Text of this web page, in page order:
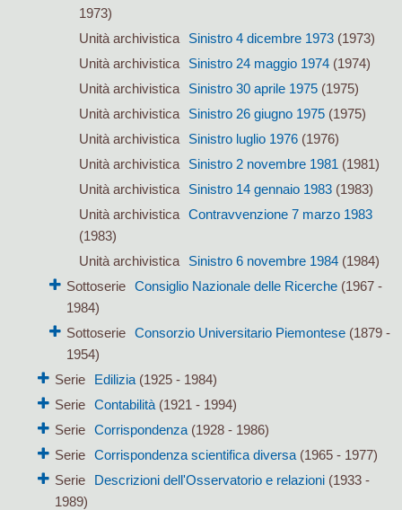
1973)
Unità archivistica
Sinistro 4 dicembre 1973(1973)
Unità archivistica
Sinistro 24 maggio 1974(1974)
Unità archivistica
Sinistro 30 aprile 1975(1975)
Unità archivistica
Sinistro 26 giugno 1975(1975)
Unità archivistica
Sinistro luglio 1976(1976)
Unità archivistica
Sinistro 2 novembre 1981 (1981)
Unità archivistica
Sinistro 14 gennaio 1983(1983)
Unità archivistica
Contravvenzione 7 marzo 1983
(1983)
Unità archivistica
Sinistro 6 novembre 1984(1984)
Sottoserie
Consiglio Nazionale delle Ricerche (1967 -
1984)
Sottoserie
Consorzio Universitario Piemontese (1879 -
1954)
Serie
Edilizia(1925 - 1984)
Serie Contabilità(1921 - 1994)
Serie Corrispondenza(1928 - 1986)
Serie Corrispondenza scientifica diversa(1965 - 1977)
Serie
Descrizioni dell'Osservatorio e relazioni(1933 -
1989)